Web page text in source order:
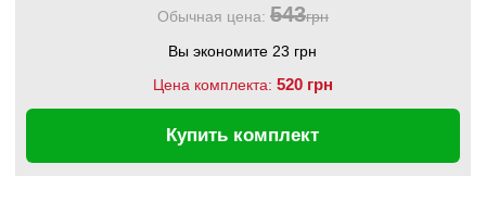
Обычная цена: 543грн
Вы экономите 23 грн
Цена комплекта: 520 грн
Купить комплект